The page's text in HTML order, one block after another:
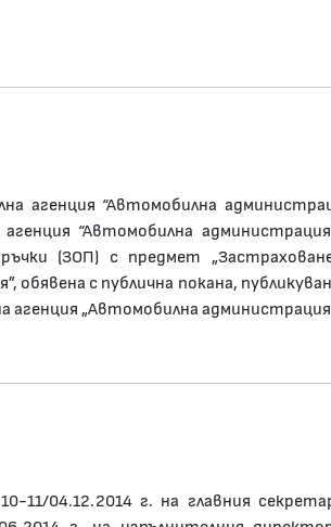
агенция “Автомобилна
“Автомобилна
(ЗОП) с предмет
с публична покана,
„Автомобилна
11/04.12.2014 г. на главния